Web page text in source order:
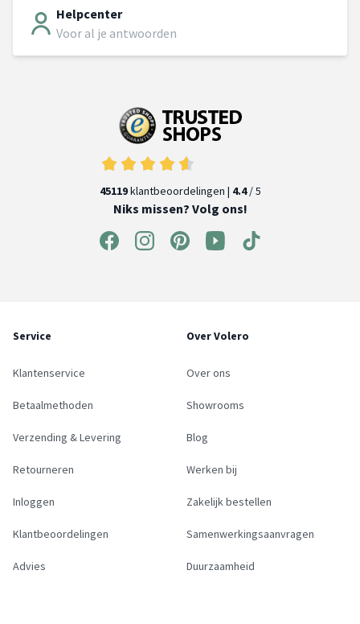
Helpcenter
Voor al je antwoorden
45119klantbeoordelingen | 4.4/ 5
Niks missen? Volg ons!
Service
Klantenservice
Betaalmethoden
Verzending & Levering
Retourneren
Inloggen
Klantbeoordelingen
Advies
Over Volero
Over ons
Showrooms
Blog
Werken bij
Zakelijk bestellen
Samenwerkingsaanvragen
Duurzaamheid